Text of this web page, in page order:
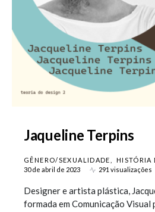
Jaqueline Terpins
GÊNERO/SEXUALIDADE
HISTÓRIA
30 de abril de 2023
291 visualizações
Designer e artista plástica,
formada em Comunicação Visual